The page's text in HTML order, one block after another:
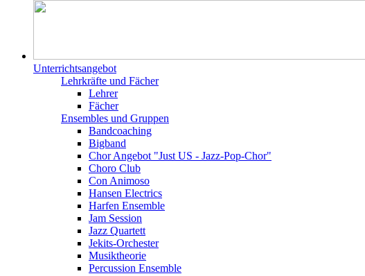
Unterrichtsangebot
Lehrkräfte und Fächer
Lehrer
Fächer
Ensembles und Gruppen
Bandcoaching
Bigband
Chor Angebot "Just US - Jazz-Pop-Chor"
Choro Club
Con Animoso
Hansen Electrics
Harfen Ensemble
Jam Session
Jazz Quartett
Jekits-Orchester
Musiktheorie
Percussion Ensemble